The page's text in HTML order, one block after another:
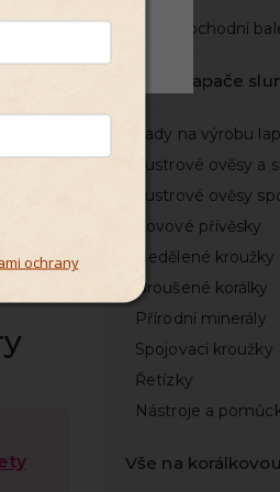
Velkoobchodní
Vše na lapače
Sady na výrobu
Lustrové ověsy a
Lustrové ověsy
Kovové přívěsky
Nedělené
Broušené korálky
Přírodní minerály
Spojovací kroužky
Řetízky
Nástroje a
Vše na
ochrany